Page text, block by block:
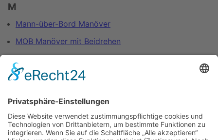
M
Mann-über-Bord Manöver
MOB Manöver mit Beidrehen
MOB Manöver mit Halse
MOB Manöver unter Motor
Q